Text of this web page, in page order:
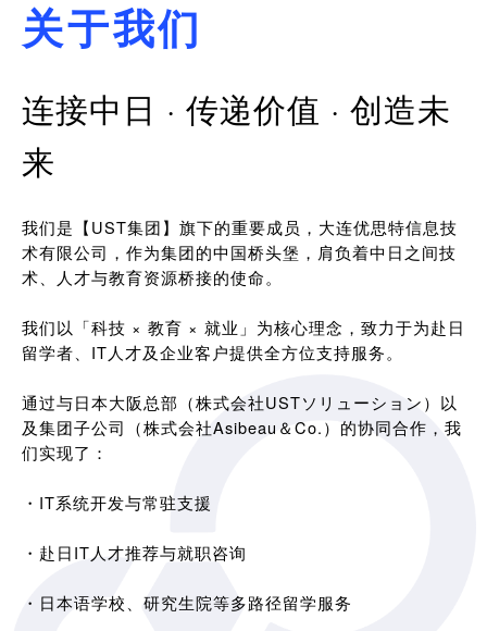
关于我们
连接中日 · 传递价值 · 创造未
来
我们是【UST集团】旗下的重要成员，大连优思特信息技
术有限公司，作为集团的中国桥头堡，肩负着中日之间技
术、人才与教育资源桥接的使命。
我们以「科技 × 教育 × 就业」为核心理念，致力于为赴日
留学者、IT人才及企业客户提供全方位支持服务。
通过与日本大阪总部（株式会社USTソリューション）以
及集团子公司（株式会社Asibeau＆Co.）的协同合作，我
们实现了：
・IT系统开发与常驻支援
・赴日IT人才推荐与就职咨询
・日本语学校、研究生院等多路径留学服务